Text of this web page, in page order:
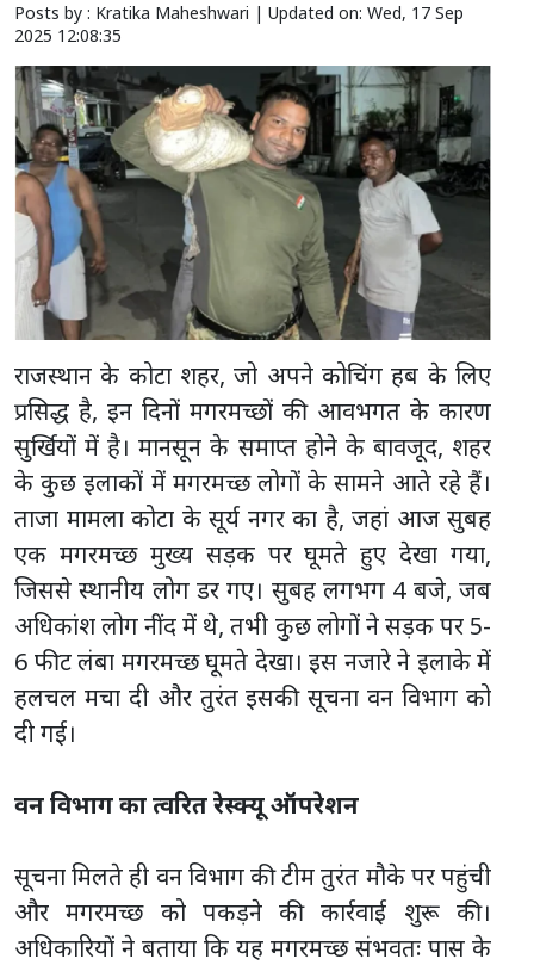
Posts by : Kratika Maheshwari | Updated on: Wed, 17 Sep
2025 12:08:35
राजस्थान के कोटा शहर, जो अपने कोचिंग हब के लिए
प्रसिद्ध है, इन दिनों मगरमच्छों की आवभगत के कारण
सुर्खियों में है। मानसून के समाप्त होने के बावजूद, शहर
के कुछ इलाकों में मगरमच्छ लोगों के सामने आते रहे हैं।
ताजा मामला कोटा के सूर्य नगर का है, जहां आज सुबह
एक मगरमच्छ मुख्य सड़क पर घूमते हुए देखा गया,
जिससे स्थानीय लोग डर गए। सुबह लगभग 4 बजे, जब
अधिकांश लोग नींद में थे, तभी कुछ लोगों ने सड़क पर 5-
6 फीट लंबा मगरमच्छ घूमते देखा। इस नजारे ने इलाके में
हलचल मचा दी और तुरंत इसकी सूचना वन विभाग को
दी गई।
वन विभाग का त्वरित रेस्क्यू ऑपरेशन
सूचना मिलते ही वन विभाग की टीम तुरंत मौके पर पहुंची
और मगरमच्छ को पकड़ने की कार्रवाई शुरू की।
अधिकारियों ने बताया कि यह मगरमच्छ संभवतः पास के